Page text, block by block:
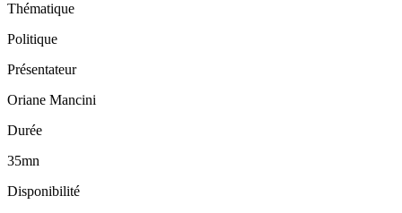
Thématique
Politique
Présentateur
Oriane Mancini
Durée
35mn
Disponibilité